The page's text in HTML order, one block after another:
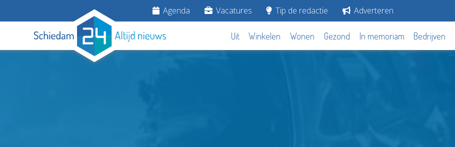
Agenda Vacatures Tip de redactie Adverteren
Uit Winkelen Wonen Gezond In memoriam Bedrijven